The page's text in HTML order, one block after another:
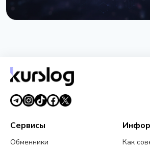
26 марта 2026 г.3 мин чтения
Сервисы
Обменники
Как